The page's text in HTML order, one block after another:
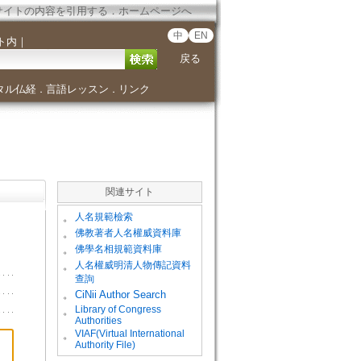
イトの内容を引用する．ホームページへ
内 ｜ 中 EN
戻る
ル仏経． 言語レッスン ． リンク
関連サイト
。 人名規範檢索
。 佛教著者人名權威資料庫
。 佛學名相規範資料庫
。
人名權威明清人物傳記資料
查詢
。
CiNii Author Search
。
Library of Congress
Authorities
。
VIAF(Virtual International
Authority File)